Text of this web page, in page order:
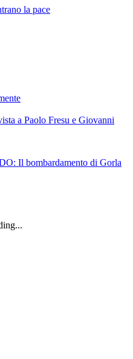
la pace
a Paolo Fresu e Giovanni
Il bombardamento di Gorla